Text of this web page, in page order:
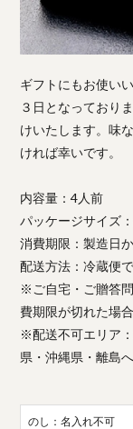
ギフトにもお使い
３日となっており
けいたします。味
ければ幸いです。
内容量：4人前
パッケージサイズ
消費期限：製造日
配送方法：冷蔵便
※ご自宅・ご贈答
費期限が切れた場
※配送不可エリア
県・沖縄県・離島
のし：名入れ不可